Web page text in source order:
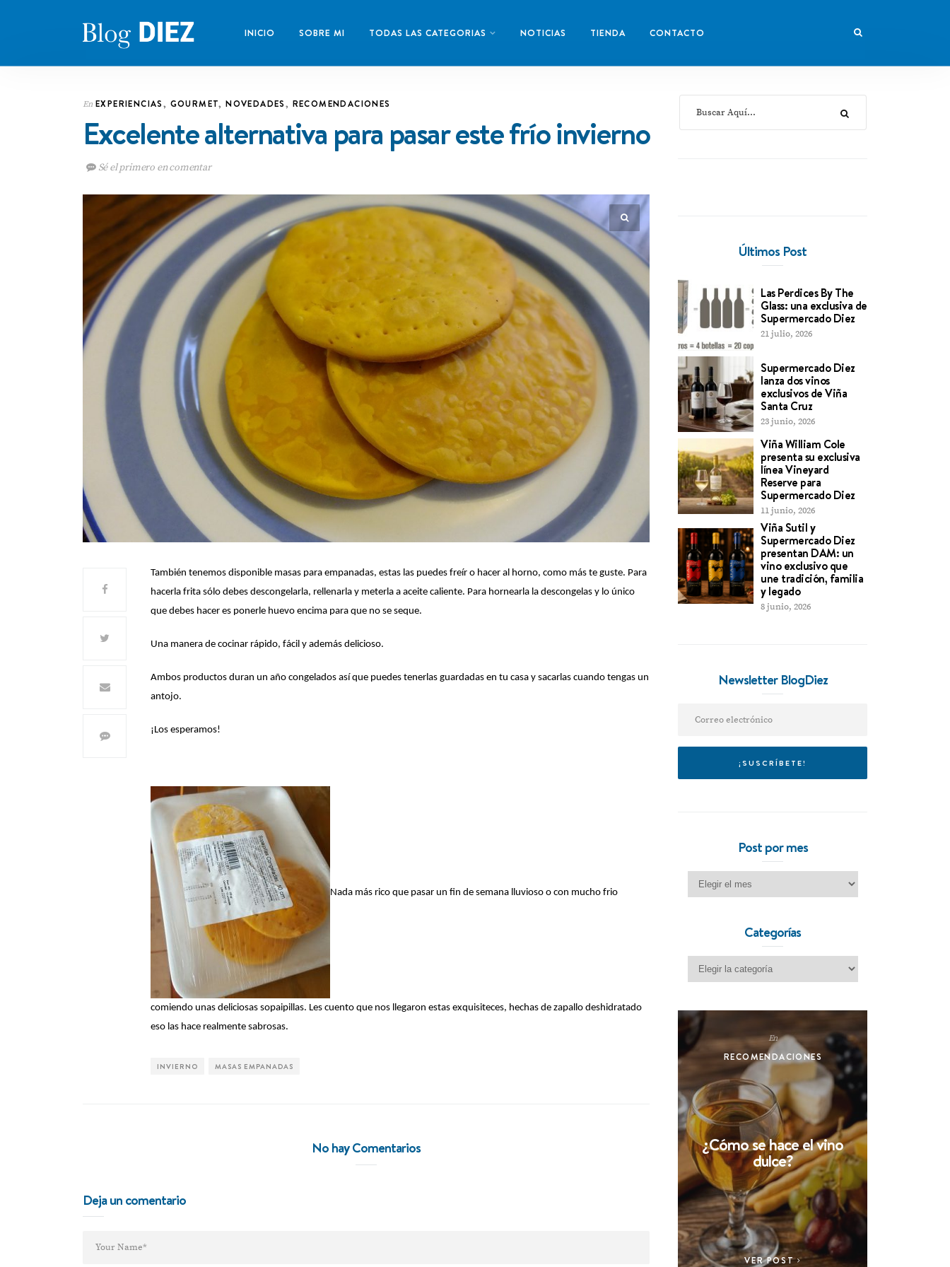
INICIO SOBRE MI TODAS LAS CATEGORIAS NOTICIAS TIENDA CONTACTO
En EXPERIENCIAS, GOURMET,NOVEDADES, RECOMENDACIONES
Excelente alternativa para pasar este frío invierno
Sé el primero en comentar
También tenemos disponible masas para empanadas, estas las puedes freír o hacer al horno, como más te guste. Para
hacerla frita sólo debes descongelarla, rellenarla y meterla a aceite caliente. Para hornearla la descongelas y lo único
que debes hacer es ponerle huevo encima para que no se seque.
Una manera de cocinar rápido, fácil y además delicioso.
Ambos productos duran un año congelados así que puedes tenerlas guardadas en tu casa y sacarlas cuando tengas un
antojo.
¡Los esperamos!
Nada más rico que pasar un fin de semana lluvioso o con mucho frio
comiendo unas deliciosas sopaipillas. Les cuento que nos llegaron estas exquisiteces, hechas de zapallo deshidratado
eso las hace realmente sabrosas.
INVIERNO MASAS EMPANADAS
No hay Comentarios
Deja un comentario
Últimos Post
Las Perdices By The
Glass: una exclusiva de
Supermercado Diez
21 julio, 2026
Supermercado Diez
lanza dos vinos
exclusivos de Viña
Santa Cruz
23 junio, 2026
Viña William Cole
presenta su exclusiva
línea Vineyard
Reserve para
Supermercado Diez
11 junio, 2026
Viña Sutil y
Supermercado Diez
presentan DAM: un
vino exclusivo que
une tradición, familia
y legado
8 junio, 2026
Newsletter BlogDiez
Post por mes
Post por mes
Categorías
Categorías
En
RECOMENDACIONES
¿Cómo se hace el vino
dulce?
VER POST